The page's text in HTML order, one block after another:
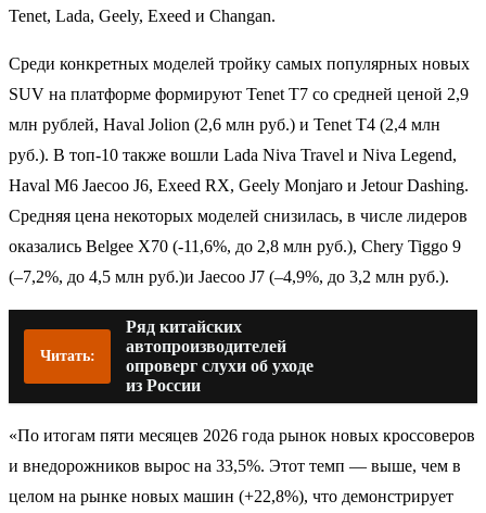
Tenet, Lada, Geely, Exeed и Changan.
Среди конкретных моделей тройку самых популярных новых
SUV на платформе формируют Tenet T7 со средней ценой 2,9
млн рублей, Haval Jolion (2,6 млн руб.) и Tenet T4 (2,4 млн
руб.). В топ-10 также вошли Lada Niva Travel и Niva Legend,
Haval M6 Jaecoo J6, Exeed RX, Geely Monjaro и Jetour Dashing.
Средняя цена некоторых моделей снизилась, в числе лидеров
оказались Belgee X70 (-11,6%, до 2,8 млн руб.), Chery Tiggo 9
(–7,2%, до 4,5 млн руб.)и Jaecoo J7 (–4,9%, до 3,2 млн руб.).
Читать:
Ряд китайских
автопроизводителей
опроверг слухи об уходе
из России
«По итогам пяти месяцев 2026 года рынок новых кроссоверов
и внедорожников вырос на 33,5%. Этот темп — выше, чем в
целом на рынке новых машин (+22,8%), что демонстрирует